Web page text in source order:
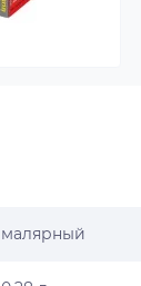
малярный